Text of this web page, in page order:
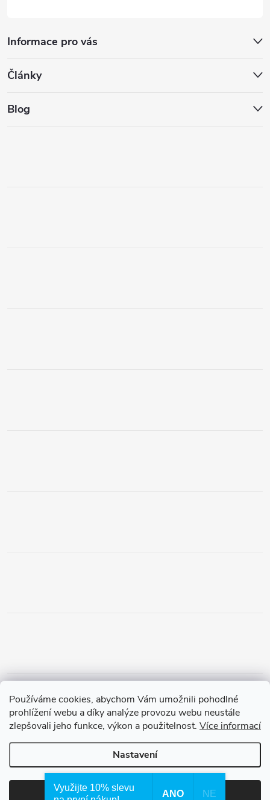
Používáme cookies, abychom Vám umožnili pohodlné
prohlížení webu a díky analýze provozu webu neustále
zlepšovali jeho funkce, výkon a použitelnost. Více informací
Nastavení
Souhlasím
Informace pro vás
Články
Blog
Zásady ochrany osobních údajů
Doprava a platba Tříletá záruka
Copyright 2026Waterfilter.cz . Všechna práva vyhrazena.
Využijte 10% slevu
ANO NE